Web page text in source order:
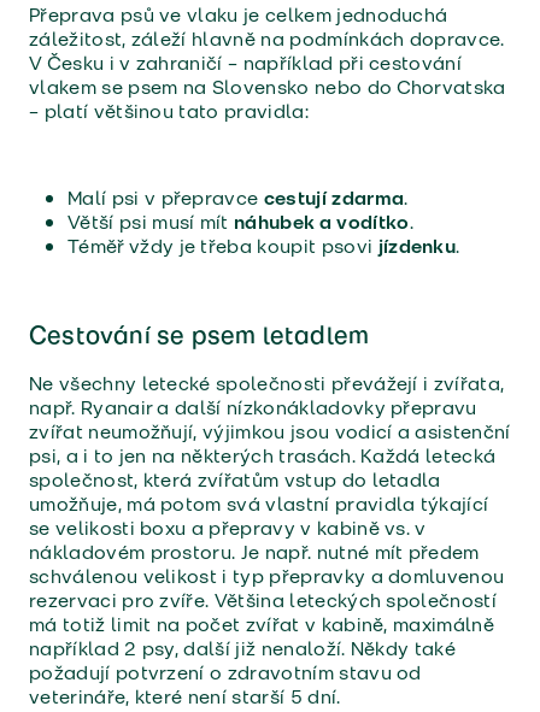
Přeprava psů ve vlaku je celkem jednoduchá
záležitost, záleží hlavně na podmínkách dopravce.
V Česku i v zahraničí – například při cestování
vlakem se psem na Slovensko nebo do Chorvatska
– platí většinou tato pravidla:
Malí psi v přepravce cestují zdarma.
Větší psi musí mít náhubek a vodítko.
Téměř vždy je třeba koupit psovi jízdenku.
Cestování se psem letadlem
Ne všechny letecké společnosti převážejí i zvířata,
např. Ryanair a další nízkonákladovky přepravu
zvířat neumožňují, výjimkou jsou vodicí a asistenční
psi, a i to jen na některých trasách. Každá letecká
společnost, která zvířatům vstup do letadla
umožňuje, má potom svá vlastní pravidla týkající
se velikosti boxu a přepravy v kabině vs. v
nákladovém prostoru. Je např. nutné mít předem
schválenou velikost i typ přepravky a domluvenou
rezervaci pro zvíře. Většina leteckých společností
má totiž limit na počet zvířat v kabině, maximálně
například 2 psy, další již nenaloží. Někdy také
požadují potvrzení o zdravotním stavu od
veterináře, které není starší 5 dní.